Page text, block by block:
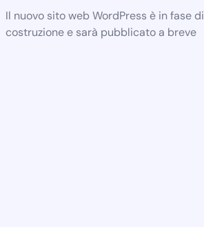
Il nuovo sito web WordPress è in fase di
costruzione e sarà pubblicato a breve